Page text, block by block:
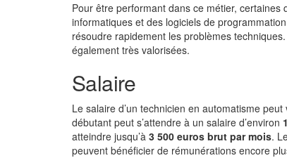
Pour être performant dans ce métier,
informatiques et des logiciels de
résoudre rapidement les problèmes
également très valorisées.
Salaire
Le salaire d’un technicien en automatisme
débutant peut s’attendre à un salaire d’environ
atteindre jusqu’à 3 500 euros brut par mois.
peuvent bénéficier de rémunérations encore